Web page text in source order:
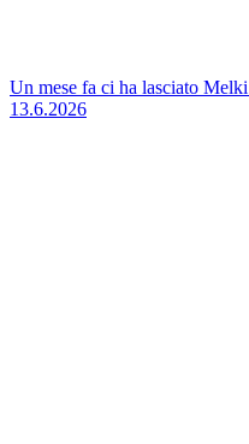
Un mese fa ci ha lasciato
13.6.2026